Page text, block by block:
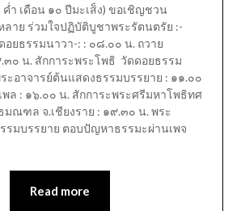
ำ เดือน ๑๐ ปีมะเส็ง) ขอเชิญชวน
าย ร่วมใจปฏิบัติบูชาพระรัตนตรัย :-
อยธรรมนาวา-: : ๐๘.๐๐ น. ถวาย
๓๐ น. สักการะพระโพธิ วัดดอยธรรม
ะอาจารย์ต้นแสดงธรรมบรรยาย : ๑๑.๐๐
พล : ๑๖.๐๐ น. สักการะพระศรีมหาโพธิทศ
ณฑล จ.เชียงราย : ๑๙.๓๐ น. พระ
รมบรรยาย ตอบปัญหาธรรมะผ่านเพจ
Read more